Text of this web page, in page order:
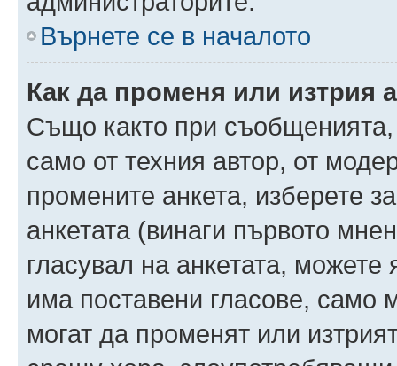
Върнете се в началото
Как да променя или изтрия
Също както при съобщенията,
само от техния автор, от
промените анкета, изберете
анкетата (винаги първото
гласувал на анкетата,
има поставени гласове, само
могат да променят или